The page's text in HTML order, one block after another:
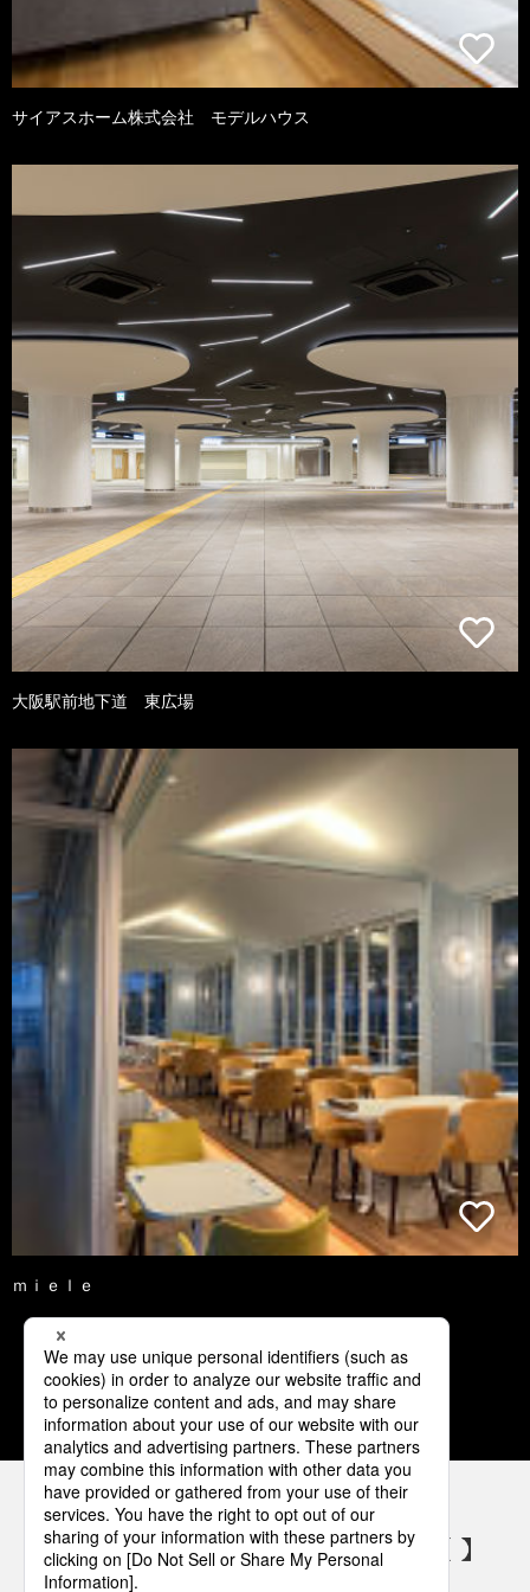
サイアスホーム株式会社 モデルハウス
大阪駅前地下道 東広場
ｍｉｅｌｅ
1 2 3 4 5
パナソニックの電気設備 SNSアカウント